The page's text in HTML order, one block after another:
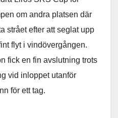
om andra platsen där
strået efter att seglat upp
flyt i vindövergången.
fick en fin avslutning trots
vid inloppet utanför
för ett tag.